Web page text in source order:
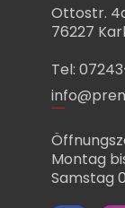
Ottostr.
76227
Tel:
Montag
Samstag